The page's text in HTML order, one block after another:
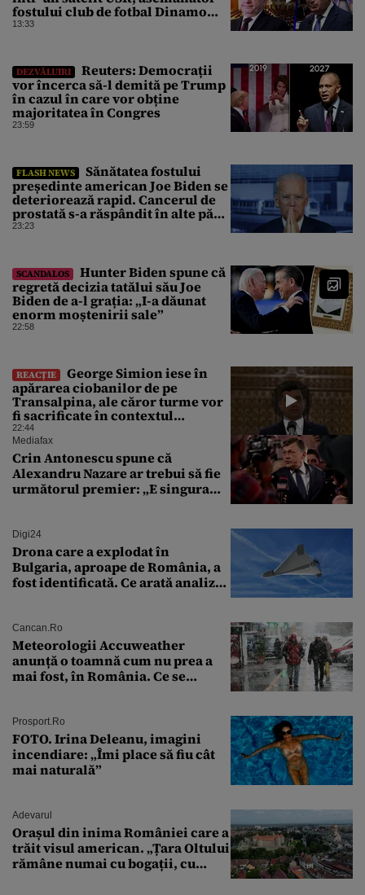
fostului club de fotbal Dinamo
Victoria, care a aparținut Miliției
13:33
DEZVĂLUIRI
Reuters: Democrații
vor încerca să-l demită pe Trump
în cazul în care vor obține
majoritatea în Congres
23:59
FLASH NEWS
Sănătatea fostului
președinte american Joe Biden se
deteriorează rapid. Cancerul de
prostată s-a răspândit în alte părți
ale corpului
23:23
SCANDALOS
Hunter Biden spune că
regretă decizia tatălui său Joe
Biden de a-l grația: „I-a dăunat
enorm moștenirii sale”
22:58
REACȚIE
George Simion iese în
apărarea ciobanilor de pe
Transalpina, ale căror turme vor
fi sacrificate în contextul
focarului de variolă ovină
22:44
Mediafax
Crin Antonescu spune că
Alexandru Nazare ar trebui să fie
următorul premier: „E singura
Digi24
Drona care a explodat în
Bulgaria, aproape de România, a
fost identificată. Ce arată analiza
Cancan.ro
Meteorologii Accuweather
anunță o toamnă cum nu prea a
mai fost, în România. Ce se
București. Pe ce dată ninge
Prosport.ro
FOTO. Irina Deleanu, imagini
incendiare: „Îmi place să fiu cât
mai naturală”
Adevarul
Orașul din inima României care a
trăit visul american. „Țara Oltului
rămâne numai cu bogații, cu